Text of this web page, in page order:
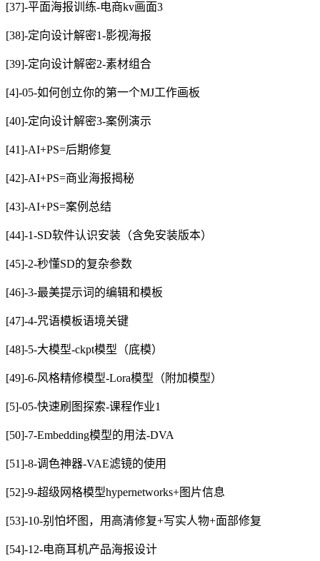
[37]-平面海报训练-电商kv画面3
[38]-定向设计解密1-影视海报
[39]-定向设计解密2-素材组合
[4]-05-如何创立你的第一个MJ工作画板
[40]-定向设计解密3-案例演示
[41]-AI+PS=后期修复
[42]-AI+PS=商业海报揭秘
[43]-AI+PS=案例总结
[44]-1-SD软件认识安装（含免安装版本）
[45]-2-秒懂SD的复杂参数
[46]-3-最美提示词的编辑和模板
[47]-4-咒语模板语境关键
[48]-5-大模型-ckpt模型（底模）
[49]-6-风格精修模型-Lora模型（附加模型）
[5]-05-快速刷图探索-课程作业1
[50]-7-Embedding模型的用法-DVA
[51]-8-调色神器-VAE滤镜的使用
[52]-9-超级网格模型hypernetworks+图片信息
[53]-10-别怕坏图，用高清修复+写实人物+面部修复
[54]-12-电商耳机产品海报设计